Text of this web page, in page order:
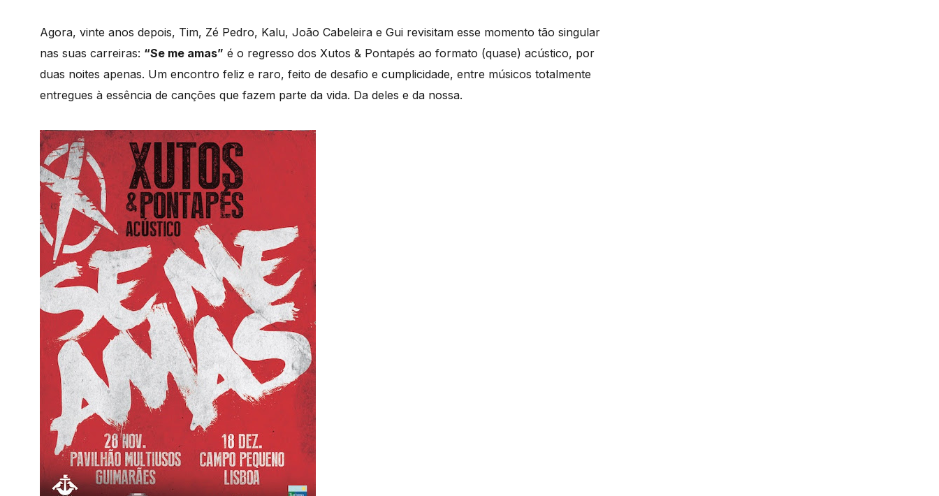
Agora, vinte anos depois, Tim, Zé Pedro, Kalu, João Cabeleira e Gui revisitam esse momento tão singular
nas suas carreiras: “Se me amas” é o regresso dos Xutos & Pontapés ao formato (quase) acústico, por
duas noites apenas. Um encontro feliz e raro, feito de desafio e cumplicidade, entre músicos totalmente
entregues à essência de canções que fazem parte da vida. Da deles e da nossa.